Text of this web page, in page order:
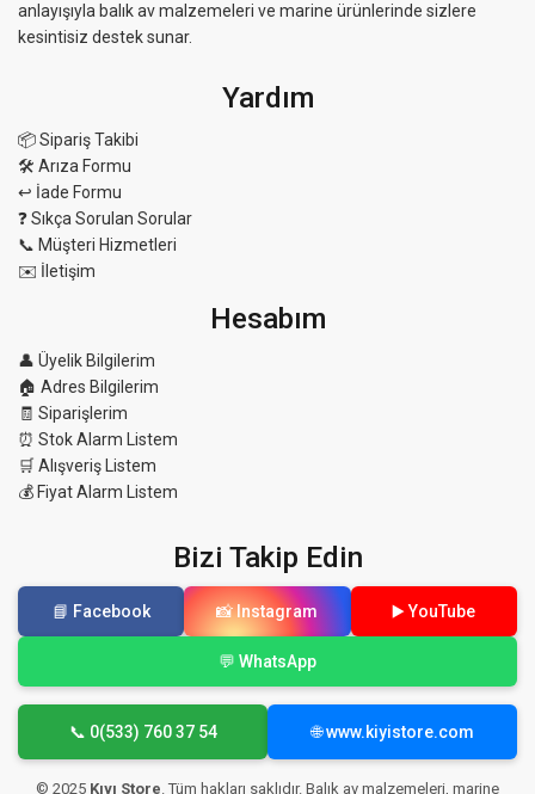
anlayışıyla balık av malzemeleri ve marine ürünlerinde sizlere
kesintisiz destek sunar.
Yardım
📦 Sipariş Takibi
🛠 Arıza Formu
↩️ İade Formu
❓ Sıkça Sorulan Sorular
📞 Müşteri Hizmetleri
✉️ İletişim
Hesabım
👤 Üyelik Bilgilerim
🏠 Adres Bilgilerim
🧾 Siparişlerim
⏰ Stok Alarm Listem
🛒 Alışveriş Listem
💰 Fiyat Alarm Listem
Bizi Takip Edin
📘 Facebook 📸 Instagram ▶️ YouTube
💬 WhatsApp
📞 0(533) 760 37 54 🌐 www.kiyistore.com
© 2025 Kıyı Store. Tüm hakları saklıdır. Balık av malzemeleri, marine